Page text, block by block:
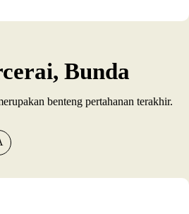
Bunda
benteng pertahanan terakhir.